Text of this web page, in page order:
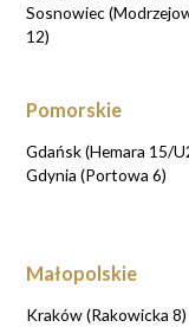
Sosnowiec
12)
Pomorskie
Gdańsk (Hemara 15/
Gdynia (Portowa 6)
Małopolskie
Kraków (Rakowicka 8)